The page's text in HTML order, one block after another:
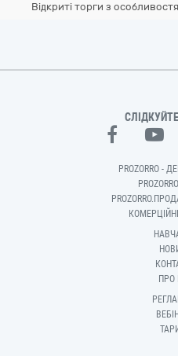
Відкриті торги з
PROZORRO -
ПРО